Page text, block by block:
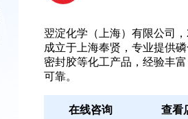
翌淀化学（上海）有限公司，
成立于上海奉贤，专业提供磷
密封胶等化工产品，经验丰
可靠。
在线咨询 查看